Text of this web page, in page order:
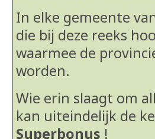
In elke gemeente
die bij deze reeks
waarmee de
worden.
Wie erin slaagt om
kan uiteindelijk de
Superbonus !